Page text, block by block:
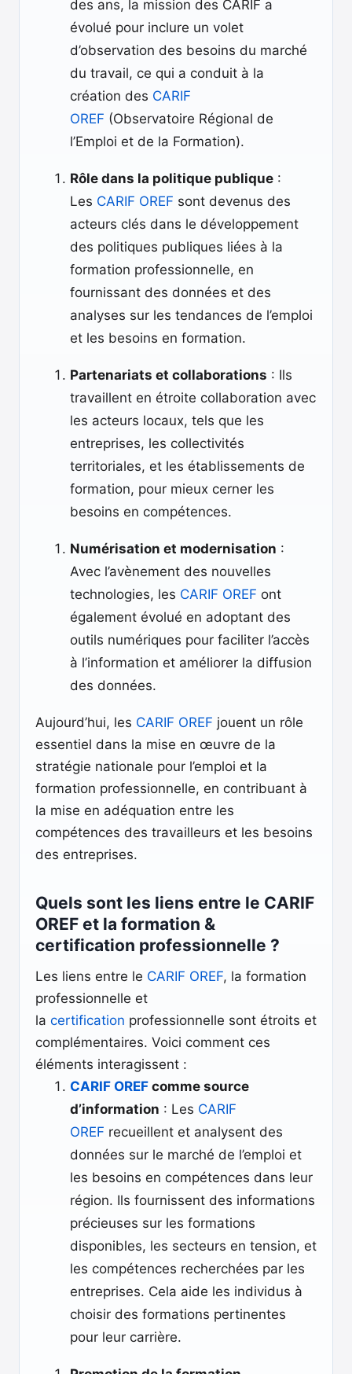
des ans, la mission des CARIF a
évolué pour inclure un volet
d’observation des besoins du marché
du travail, ce qui a conduit à la
création des CARIF
OREF (Observatoire Régional de
l’Emploi et de la Formation).
Rôle dans la politique publique :
Les CARIF OREF sont devenus des
acteurs clés dans le développement
des politiques publiques liées à la
formation professionnelle, en
fournissant des données et des
analyses sur les tendances de l’emploi
et les besoins en formation.
Partenariats et collaborations : Ils
travaillent en étroite collaboration avec
les acteurs locaux, tels que les
entreprises, les collectivités
territoriales, et les établissements de
formation, pour mieux cerner les
besoins en compétences.
Numérisation et modernisation :
Avec l’avènement des nouvelles
technologies, les CARIF OREF ont
également évolué en adoptant des
outils numériques pour faciliter l’accès
à l’information et améliorer la diffusion
des données.
Aujourd’hui, les CARIF OREF jouent un rôle
essentiel dans la mise en œuvre de la
stratégie nationale pour l’emploi et la
formation professionnelle, en contribuant à
la mise en adéquation entre les
compétences des travailleurs et les besoins
des entreprises.
Quels sont les liens entre le CARIF
OREF et la formation &
certification professionnelle ?
Les liens entre le CARIF OREF, la formation
professionnelle et
la certification professionnelle sont étroits et
complémentaires. Voici comment ces
éléments interagissent :
CARIF OREF comme source
d’information : Les CARIF
OREF recueillent et analysent des
données sur le marché de l’emploi et
les besoins en compétences dans leur
région. Ils fournissent des informations
précieuses sur les formations
disponibles, les secteurs en tension, et
les compétences recherchées par les
entreprises. Cela aide les individus à
choisir des formations pertinentes
pour leur carrière.